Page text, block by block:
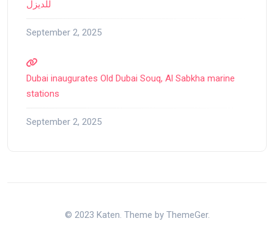
للديزل
September 2, 2025
Dubai inaugurates Old Dubai Souq, Al Sabkha marine
stations
September 2, 2025
© 2023 Katen. Theme by ThemeGer.